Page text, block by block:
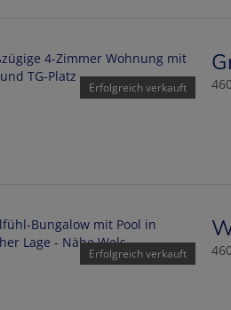
Erfolgreich verkauft
Erfolgreich verkauft